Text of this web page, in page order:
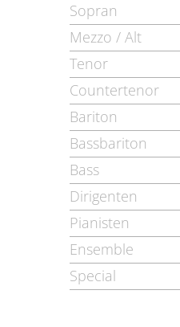
Sopran
Mezzo / Alt
Tenor
Countertenor
Bariton
Bassbariton
Bass
Dirigenten
Pianisten
Ensemble
Special